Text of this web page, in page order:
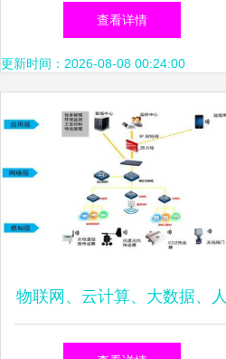
据重构智能软件开发的未来
查看详情
更新时间：2026-08-08 00:24:00
物联网、云计算、大数据、人
工智能的区分与关系探析